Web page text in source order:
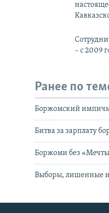
– с 2009
Ранее по
Боржомский
Битва за зарплату
Боржоми без
Выборы, лишенные